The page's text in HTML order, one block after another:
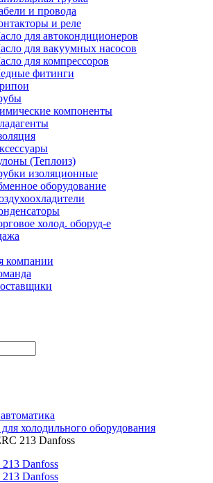
и провода
и реле
для автокондиционеров
для вакуумных насосов
для компрессоров
фитинги
компоненты
(Теплоиз)
изоляционные
оборудование
холод. оборуд-е
компании
холодильного оборудования
213 Danfoss